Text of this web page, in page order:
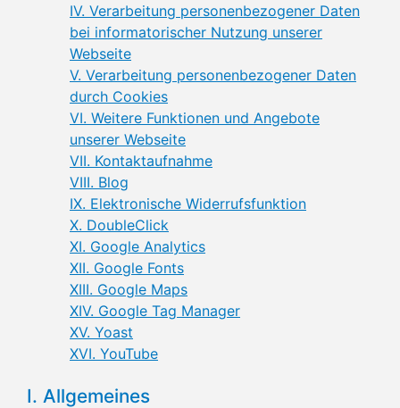
IV. Verarbeitung personenbezogener Daten
bei informatorischer Nutzung unserer
Webseite
V. Verarbeitung personenbezogener Daten
durch Cookies
VI. Weitere Funktionen und Angebote
unserer Webseite
VII. Kontaktaufnahme
VIII. Blog
IX. Elektronische Widerrufsfunktion
X. DoubleClick
XI. Google Analytics
XII. Google Fonts
XIII. Google Maps
XIV. Google Tag Manager
XV. Yoast
XVI. YouTube
I. Allgemeines